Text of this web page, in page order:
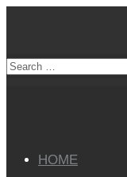
HOME